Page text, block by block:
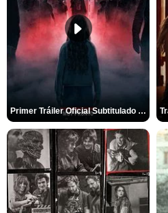
Primer Tráiler Oficial Subtitulado de 'La Noche Del Demonio: Están Entre Nosotros'